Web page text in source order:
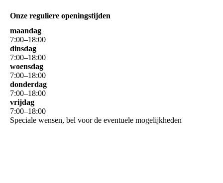
Onze reguliere openingstijden
maandag
7:00–18:00
dinsdag
7:00–18:00
woensdag
7:00–18:00
donderdag
7:00–18:00
vrijdag
7:00–18:00
Speciale wensen, bel voor de eventuele mogelijkheden